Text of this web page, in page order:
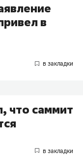
в
что саммит